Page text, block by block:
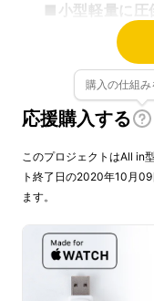
■小型軽量に圧
MFi認証とは？
応援購入する
購入の仕組み
このプロジェクトはAll in
ト終了日の2020年10月
ます。